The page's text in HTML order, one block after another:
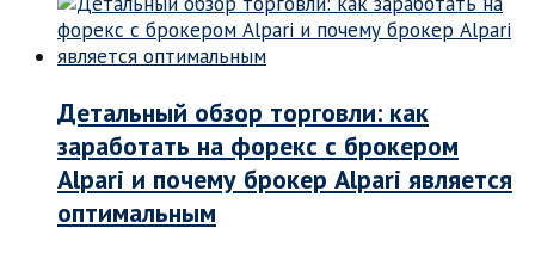
Детальный обзор торговли: как
заработать на форекс с брокером
Alpari и почему брокер Alpari является
оптимальным